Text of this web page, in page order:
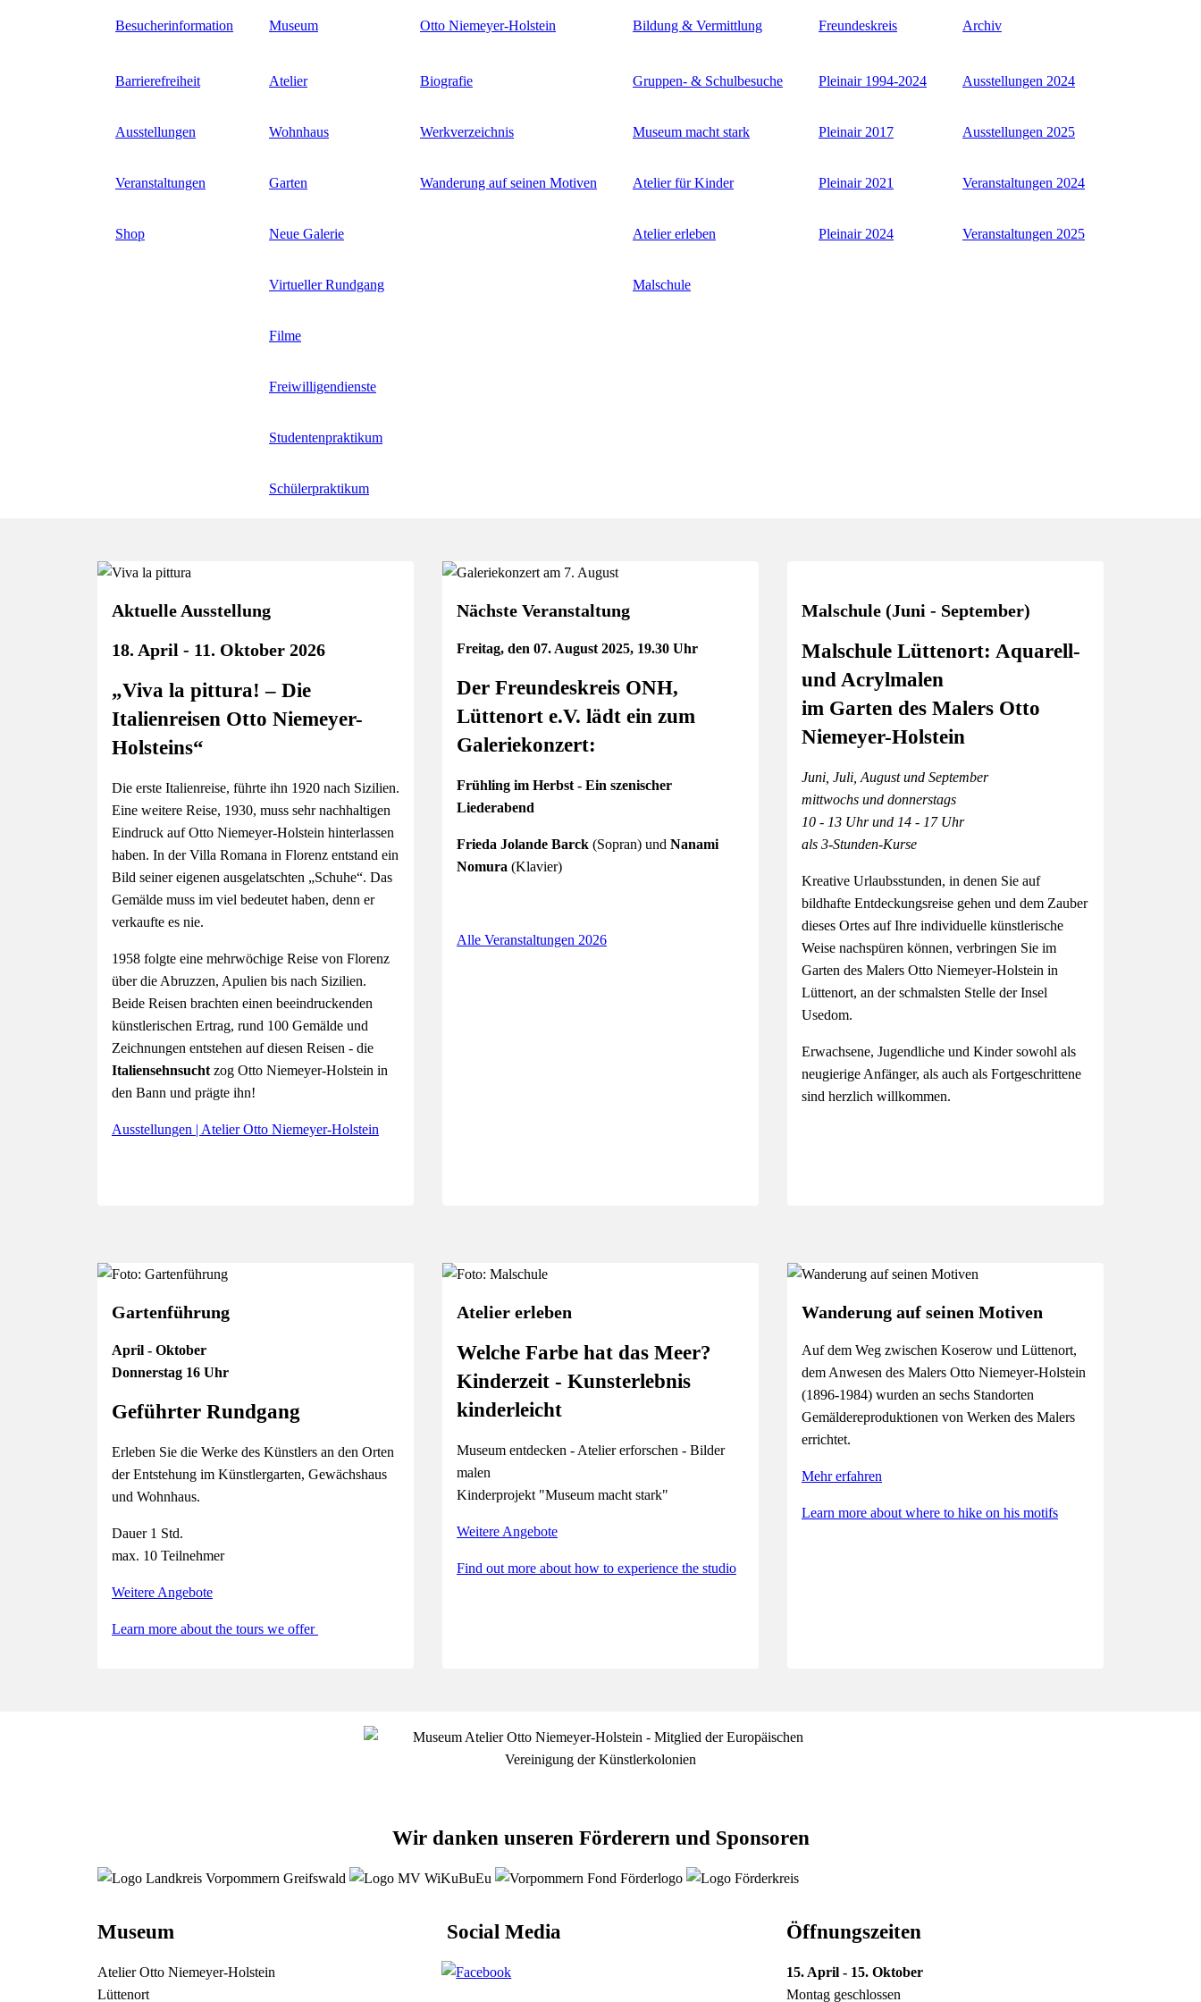
Besucherinformation
Barrierefreiheit
Ausstellungen
Veranstaltungen
Shop
Museum
Atelier
Wohnhaus
Garten
Neue Galerie
Virtueller Rundgang
Filme
Freiwilligendienste
Studentenpraktikum
Schülerpraktikum
Otto Niemeyer-Holstein
Biografie
Werkverzeichnis
Wanderung auf seinen Motiven
Bildung & Vermittlung
Gruppen- & Schulbesuche
Museum macht stark
Atelier für Kinder
Atelier erleben
Malschule
Freundeskreis
Pleinair 1994-2024
Pleinair 2017
Pleinair 2021
Pleinair 2024
Archiv
Ausstellungen 2024
Ausstellungen 2025
Veranstaltungen 2024
Veranstaltungen 2025
Aktuelle Ausstellung
18. April - 11. Oktober 2026
„Viva la pittura! – Die
Italienreisen Otto Niemeyer-
Holsteins“
Die erste Italienreise, führte ihn 1920 nach Sizilien.
Eine weitere Reise, 1930, muss sehr nachhaltigen
Eindruck auf Otto Niemeyer-Holstein hinterlassen
haben. In der Villa Romana in Florenz entstand ein
Bild seiner eigenen ausgelatschten „Schuhe“. Das
Gemälde muss im viel bedeutet haben, denn er
verkaufte es nie.
1958 folgte eine mehrwöchige Reise von Florenz
über die Abruzzen, Apulien bis nach Sizilien.
Beide Reisen brachten einen beeindruckenden
künstlerischen Ertrag, rund 100 Gemälde und
Zeichnungen entstehen auf diesen Reisen - die
Italiensehnsucht zog Otto Niemeyer-Holstein in
den Bann und prägte ihn!
Ausstellungen | Atelier Otto Niemeyer-Holstein
Nächste Veranstaltung
Freitag, den 07. August 2025, 19.30 Uhr
Der Freundeskreis ONH,
Lüttenort e.V. lädt ein zum
Galeriekonzert:
Frühling im Herbst - Ein szenischer
Liederabend
Frieda Jolande Barck (Sopran) und Nanami
Nomura (Klavier)
Alle Veranstaltungen 2026
Malschule (Juni - September)
Malschule Lüttenort: Aquarell-
und Acrylmalen
im Garten des Malers Otto
Niemeyer-Holstein
Juni, Juli, August und September
mittwochs und donnerstags
10 - 13 Uhr und 14 - 17 Uhr
als 3-Stunden-Kurse
Kreative Urlaubsstunden, in denen Sie auf
bildhafte Entdeckungsreise gehen und dem Zauber
dieses Ortes auf Ihre individuelle künstlerische
Weise nachspüren können, verbringen Sie im
Garten des Malers Otto Niemeyer-Holstein in
Lüttenort, an der schmalsten Stelle der Insel
Usedom.
Erwachsene, Jugendliche und Kinder sowohl als
neugierige Anfänger, als auch als Fortgeschrittene
sind herzlich willkommen.
Gartenführung
April - Oktober
Donnerstag 16 Uhr
Geführter Rundgang
Erleben Sie die Werke des Künstlers an den Orten
der Entstehung im Künstlergarten, Gewächshaus
und Wohnhaus.
Dauer 1 Std.
max. 10 Teilnehmer
Weitere Angebote
Learn more about the tours we offer
Atelier erleben
Welche Farbe hat das Meer?
Kinderzeit - Kunsterlebnis
kinderleicht
Museum entdecken - Atelier erforschen - Bilder
malen
Kinderprojekt "Museum macht stark"
Weitere Angebote
Find out more about how to experience the studio
Wanderung auf seinen Motiven
Auf dem Weg zwischen Koserow und Lüttenort,
dem Anwesen des Ma­lers Otto Niemeyer-Holstein
(1896-1984) wurden an sechs Standorten
Gemäldereproduktionen von Werken des Malers
errichtet.
Mehr erfahren
Learn more about where to hike on his motifs
Wir danken unseren Förderern und Sponsoren
Museum
Atelier Otto Niemeyer-Holstein
Lüttenort
Social Media Öffnungszeiten
15. April - 15. Oktober
Montag geschlossen